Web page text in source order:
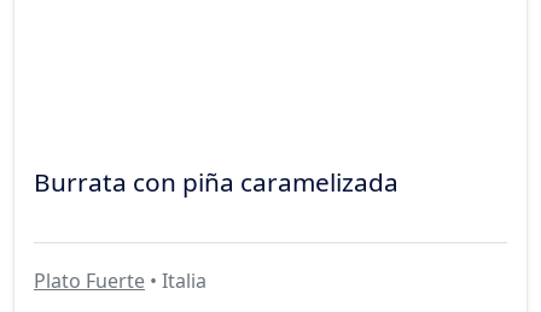
Burrata con piña caramelizada
Plato Fuerte • Italia